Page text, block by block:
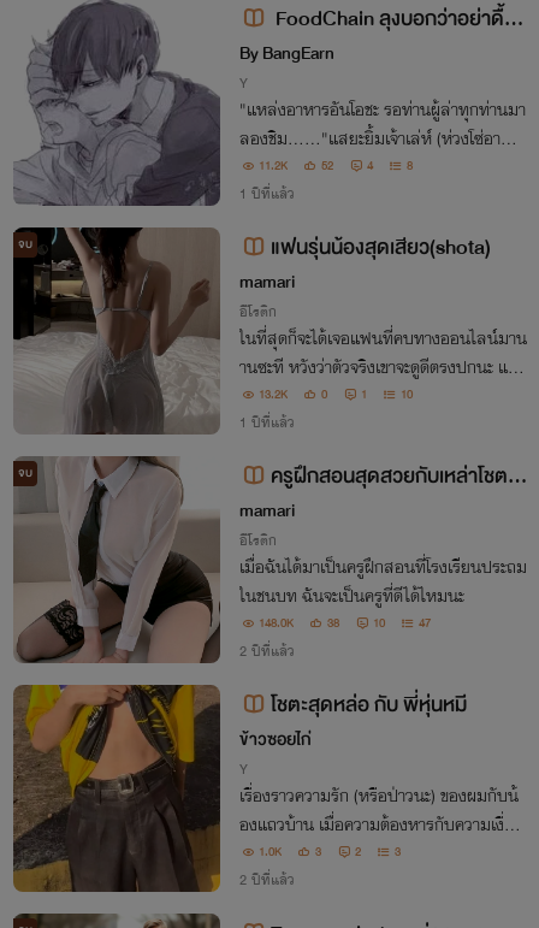
FoodChain ลุงบอกว่าอย่าดื้อ
(โชตะ20+)
By BangEarn
Y
"แหล่งอาหารอันโอชะ รอท่านผู้ล่าทุกท่านมา
ลองชิม......"แสยะยิ้มเจ้าเล่ห์ (ห่วงโซ่อาหาร
ภาคลุงบอกว่าอย่าดื้อ)
11.2K 52 4 8
1 ปีที่แล้ว
จบ แฟนรุ่นน้องสุดเสียว(shota)
mamari
อีโรติก
ในที่สุดก็จะได้เจอแฟนที่คบทางออนไลน์มาน
านซะที หวังว่าตัวจริงเขาจะดูดีตรงปกนะ แฟ
นรุ่นน้องของฉัน!
13.2K 0 1 10
1 ปีที่แล้ว
จบ
ครูฝึกสอนสุดสวยกับเหล่าโชตะ
NC
mamari
อีโรติก
เมื่อฉันได้มาเป็นครูฝึกสอนที่โรงเรียนประถม
ในชนบท ฉันจะเป็นครูที่ดีได้ไหมนะ
148.0K 38 10 47
2 ปีที่แล้ว
โชตะสุดหล่อ กับ พี่หุ่นหมี
ข้าวซอยไก่
Y
เรื่องราวความรัก (หรือป่าวนะ) ของผมกับน้
องแถวบ้าน เมื่อความต้องหารกับความเงื่อน
มาเจอกัน จึงทำให้เกิดเรื่องราวนี้ขึ้น น้องเอ็ม
เด็กเดื่อประจำหมู่บ้าน ผู้อยากรู้อยากลองไป
1.0K 3 2 3
2 ปีที่แล้ว